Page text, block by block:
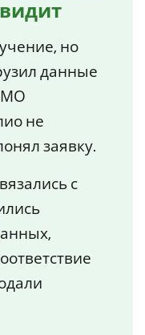
но
данные
не
заявку.
с